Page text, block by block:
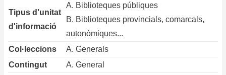
Tipus d'unitat
d'informació
A. Biblioteques públiques
B. Biblioteques provincials, comarcals,
autonòmiques...
Col·leccions
A. Generals
Contingut
A. General